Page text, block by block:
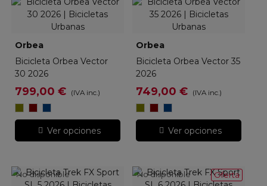
Orbea
Bicicleta Orbea Vector
30 2026
799,00 € (IVA inc.)
Metallic
Green
(Gloss)
Metallic
Red
(Gloss)
Moondust
(Matt)
Ver opciones
Orbea
Bicicleta Orbea Vector 35
2026
749,00 € (IVA inc.)
Metallic
Green
(Gloss)
Metallic
Red
(Gloss)
Moondust
(Matt)
Ver opciones
No disponible Oferta
No disponible